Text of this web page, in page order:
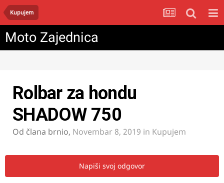
Kupujem
Moto Zajednica
Rolbar za hondu
SHADOW 750
Od člana brnio, Novembar 8, 2019 in Kupujem
Napiši svoj odgovor